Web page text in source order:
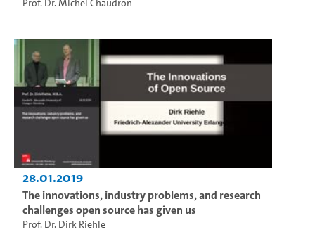
Prof. Dr. Michel Chaudron
28.01.2019
The innovations, industry problems, and research
challenges open source has given us
Prof. Dr. Dirk Riehle